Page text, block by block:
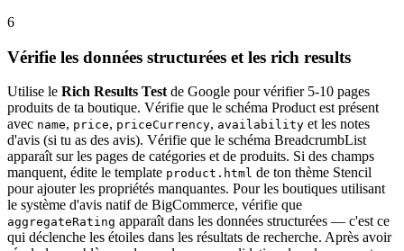
6
Vérifie les données structurées et les rich results
Utilise le Rich Results Test de Google pour vérifier 5-10 pages
produits de ta boutique. Vérifie que le schéma Product est présent
avec name, price, priceCurrency, availability et les notes
d'avis (si tu as des avis). Vérifie que le schéma BreadcrumbList
apparaît sur les pages de catégories et de produits. Si des champs
manquent, édite le template product.html de ton thème Stencil
pour ajouter les propriétés manquantes. Pour les boutiques utilisant
le système d'avis natif de BigCommerce, vérifie que
aggregateRating apparaît dans les données structurées — c'est ce
qui déclenche les étoiles dans les résultats de recherche. Après avoir